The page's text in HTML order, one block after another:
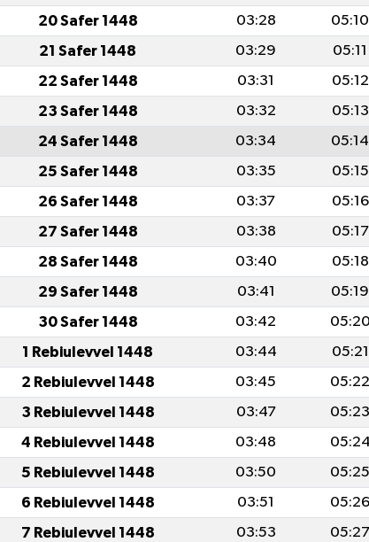
20 Safer 1448 03:28 05:10
21 Safer 1448 03:29 05:11
22 Safer 1448 03:31 05:12
23 Safer 1448 03:32 05:13
24 Safer 1448 03:34 05:14
25 Safer 1448 03:35 05:15
26 Safer 1448 03:37 05:16
27 Safer 1448 03:38 05:17
28 Safer 1448 03:40 05:18
29 Safer 1448 03:41 05:19
30 Safer 1448 03:42 05:20
1 Rebiulevvel 1448 03:44 05:21
2 Rebiulevvel 1448 03:45 05:22
3 Rebiulevvel 1448 03:47 05:23
4 Rebiulevvel 1448 03:48 05:24
5 Rebiulevvel 1448 03:50 05:25
6 Rebiulevvel 1448 03:51 05:26
7 Rebiulevvel 1448 03:53 05:27